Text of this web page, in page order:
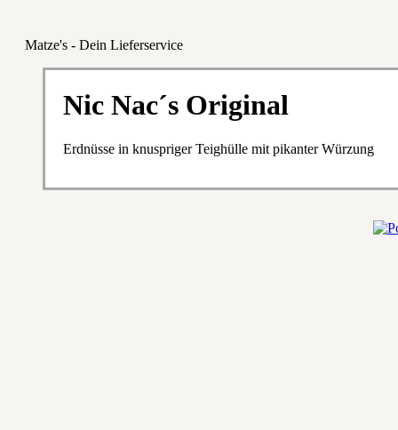
Matze's - Dein Lieferservice
Nic Nac´s Original
Erdnüsse in knuspriger Teighülle mit pikanter Würzung